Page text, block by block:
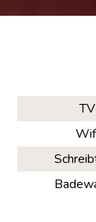
TV